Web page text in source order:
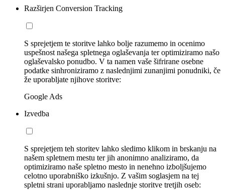
Razširjen Conversion Tracking
S sprejetjem te storitve lahko bolje razumemo in ocenimo
uspešnost našega spletnega oglaševanja ter optimiziramo našo
oglaševalsko ponudbo. V ta namen vaše šifrirane osebne
podatke sinhroniziramo z naslednjimi zunanjimi ponudniki, če
že uporabljate njihove storitve:
Google Ads
Izvedba
S sprejetjem teh storitev lahko sledimo klikom in brskanju na
našem spletnem mestu ter jih anonimno analiziramo, da
optimiziramo naše spletno mesto in nenehno izboljšujemo
celotno uporabniško izkušnjo. Z vašim soglasjem na tej
spletni strani uporabljamo naslednje storitve tretjih oseb: